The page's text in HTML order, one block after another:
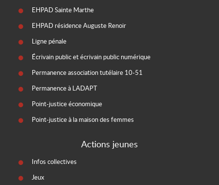
EHPAD Sainte Marthe
EHPAD résidence Auguste Renoir
Ligne pénale
Écrivain public et écrivain public numérique
Permanence association tutélaire 10-51
Permanence à LADAPT
Point-justice économique
Point-justice à la maison des femmes
Actions jeunes
Infos collectives
Jeux